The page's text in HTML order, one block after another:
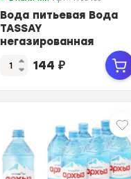
Вода питьевая Вода
TASSAY
негазированная
144 ₽